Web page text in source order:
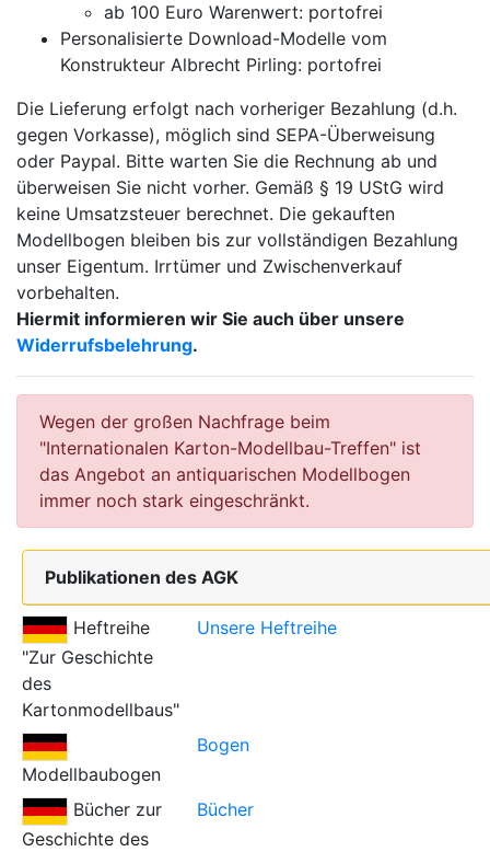
ab 100 Euro Warenwert: portofrei
Personalisierte Download-Modelle vom
Konstrukteur Albrecht Pirling: portofrei
Die Lieferung erfolgt nach vorheriger Bezahlung (d.h.
gegen Vorkasse), möglich sind SEPA-Überweisung
oder Paypal. Bitte warten Sie die Rechnung ab und
überweisen Sie nicht vorher. Gemäß § 19 UStG wird
keine Umsatzsteuer berechnet. Die gekauften
Modellbogen bleiben bis zur vollständigen Bezahlung
unser Eigentum. Irrtümer und Zwischenverkauf
vorbehalten.
Hiermit informieren wir Sie auch über unsere
Widerrufsbelehrung.
Wegen der großen Nachfrage beim
"Internationalen Karton-Modellbau-Treffen" ist
das Angebot an antiquarischen Modellbogen
immer noch stark eingeschränkt.
Publikationen des AGK
Heftreihe
"Zur Geschichte
des
Kartonmodellbaus"
Unsere Heftreihe
Modellbaubogen
Bogen
Bücher zur
Geschichte des
Bücher